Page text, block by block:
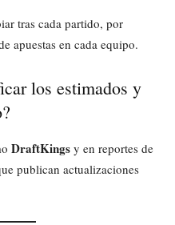
tras cada partido, por
apuestas en cada equipo.
los estimados y
DraftKings y en reportes de
publican actualizaciones